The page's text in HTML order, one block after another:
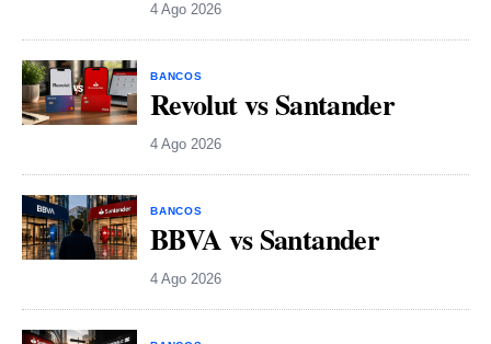
4 Ago 2026
BANCOS
Revolut vs Santander
4 Ago 2026
BANCOS
BBVA vs Santander
4 Ago 2026